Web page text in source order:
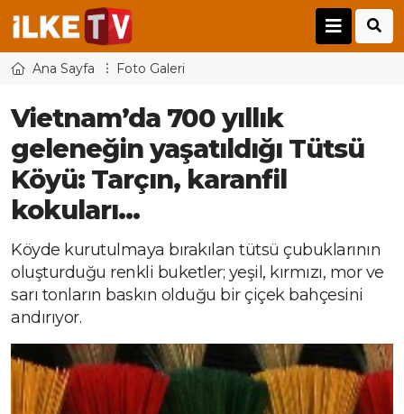
Ana Sayfa Foto Galeri
Vietnam’da 700 yıllık
geleneğin yaşatıldığı Tütsü
Köyü: Tarçın, karanfil
kokuları…
Köyde kurutulmaya bırakılan tütsü çubuklarının
oluşturduğu renkli buketler; yeşil, kırmızı, mor ve
sarı tonların baskın olduğu bir çiçek bahçesini
andırıyor.